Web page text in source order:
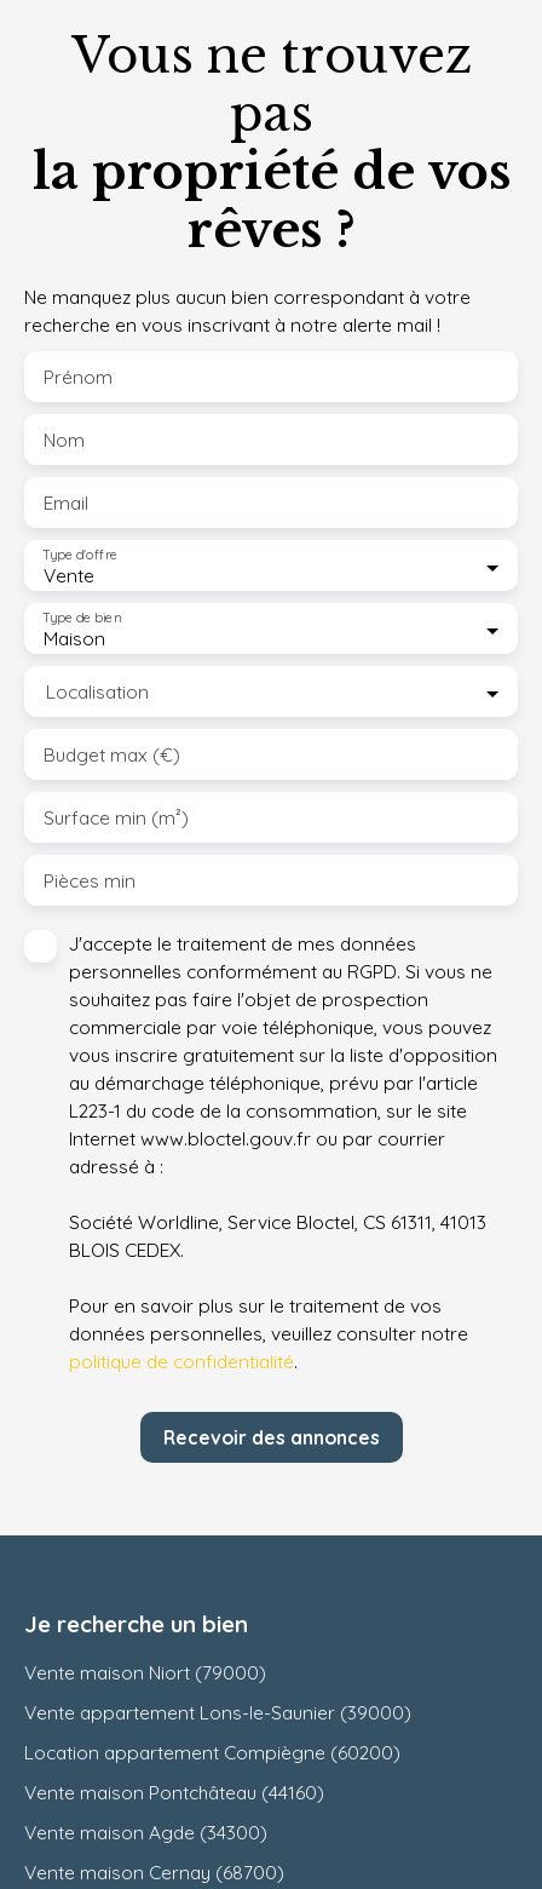
Vous ne trouvez
pas
la propriété de vos
rêves ?
Ne manquez plus aucun bien correspondant à votre
recherche en vous inscrivant à notre alerte mail !
Prénom
Nom
Email
Vente
Type d'offre
Maison
Type de bien
Localisation
Budget max (€)
Surface min (m²)
Pièces min
J'accepte le traitement de mes données
personnelles conformément au RGPD. Si vous ne
souhaitez pas faire l'objet de prospection
commerciale par voie téléphonique, vous pouvez
vous inscrire gratuitement sur la liste d'opposition
au démarchage téléphonique, prévu par l'article
L223-1 du code de la consommation, sur le site
Internet www.bloctel.gouv.fr ou par courrier
adressé à :
Société Worldline, Service Bloctel, CS 61311, 41013
BLOIS CEDEX.
Pour en savoir plus sur le traitement de vos
données personnelles, veuillez consulter notre
politique de confidentialité.
Recevoir des annonces
Je recherche un bien
Vente maison Niort (79000)
Vente appartement Lons-le-Saunier (39000)
Location appartement Compiègne (60200)
Vente maison Pontchâteau (44160)
Vente maison Agde (34300)
Vente maison Cernay (68700)